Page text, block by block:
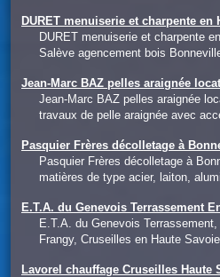
DURET menuiserie et charpente
DURET menuiserie et charpente
Salève agencement bois
Jean-Marc BAZ pelles araignée
Jean-Marc BAZ pelles araignée
travaux de pelle araignée avec
Pasquier Frères décolletage à
Pasquier Frères décolletage à
matières de type acier, laiton,
E.T.A. du Genevois Terrassement
E.T.A. du Genevois
Frangy, Cruseilles en Haute
Lavorel chauffage Cruseilles Haute